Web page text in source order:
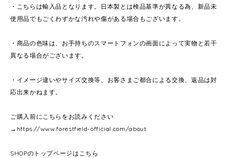
・こちらは輸入品となります。日本製とは検品基準が異なる為、新品未
使用品でもごくわずかな汚れや傷がある場合もございます。
・商品の色味は、お手持ちのスマートフォンの画面によって実物と若干
異なる場合がございます。
・イメージ違いやサイズ交換等、お客さまご都合による交換、返品は対
応出来かねます。
ご購入前にこちらをお読みください
→ https://www.forestfield-official.com/about
SHOPのトップページはこちら